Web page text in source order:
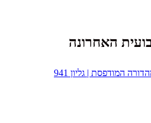
האחרונה
המודפסת | גליון 941